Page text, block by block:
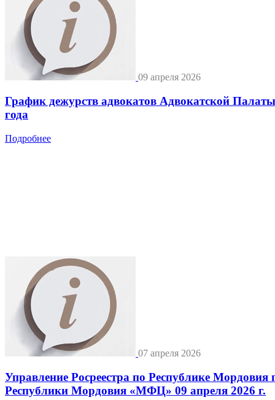
09 апреля 2026
График дежурств адвокатов Адвокатской
года
Подробнее
07 апреля 2026
Управление Росреестра по Республике
Республики Мордовия «МФЦ» 09 апреля 2026 г.